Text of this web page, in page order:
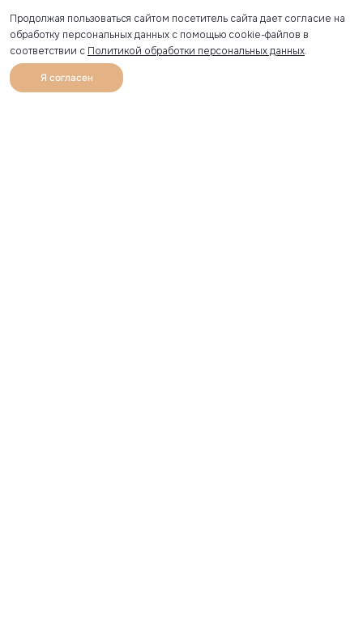
Каталог Избранное
Продолжая пользоваться сайтом посетитель сайта дает согласие на
обработку персональных данных с помощью cookie-файлов в
соответствии с Политикой обработки персональных данных.
Я согласен